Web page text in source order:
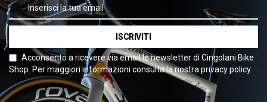
ISCRIVITI
Acconsento a ricevere via email le newsletter di Cingolani Bike
Shop. Per maggiori informazioni consulta la nostra privacy policy.